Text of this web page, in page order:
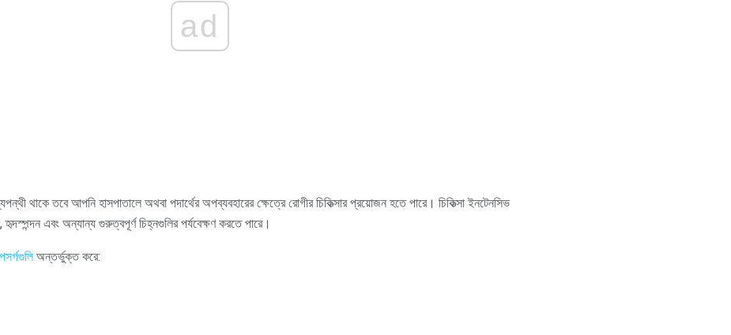
ad
থাকে তবে আপনি হাসপাতালে অথবা পদার্থের অপব্যবহারের ক্ষেত্রে রোগীর চিকিত্সার প্রয়োজন হতে পারে। চিকিত্সা ইনটেনসিভ
এবং অন্যান্য গুরুত্বপূর্ণ চিহ্নগুলির পর্যবেক্ষণ করতে পারে।
অন্তর্ভুক্ত করে: